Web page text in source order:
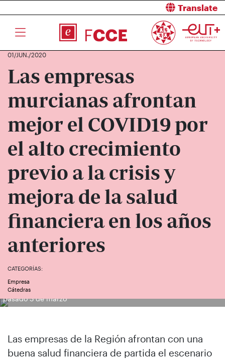
Translate
01/JUN./2020
Las empresas
murcianas afrontan
mejor el COVID19 por
el alto crecimiento
previo a la crisis y
mejora de la salud
financiera en los años
anteriores
CATEGORÍAS:
Empresa
Cátedras
Imagen cedida por la UMU de la presentación de la Cátedra el
pasado 3 de marzo
Las empresas de la Región afrontan con una
buena salud financiera de partida el escenario